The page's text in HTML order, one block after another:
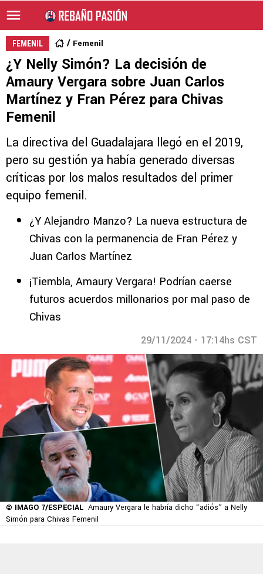
FEMENIL Femenil
¿Y Nelly Simón? La decisión de
Amaury Vergara sobre Juan Carlos
Martínez y Fran Pérez para Chivas
Femenil
La directiva del Guadalajara llegó en el 2019,
pero su gestión ya había generado diversas
críticas por los malos resultados del primer
equipo femenil.
¿Y Alejandro Manzo? La nueva estructura de
Chivas con la permanencia de Fran Pérez y
Juan Carlos Martínez
¡Tiembla, Amaury Vergara! Podrían caerse
futuros acuerdos millonarios por mal paso de
Chivas
29/11/2024 - 17:14hs CST
© IMAGO 7/ESPECIAL Amaury Vergara le habría dicho “adiós” a Nelly
Simón para Chivas Femenil